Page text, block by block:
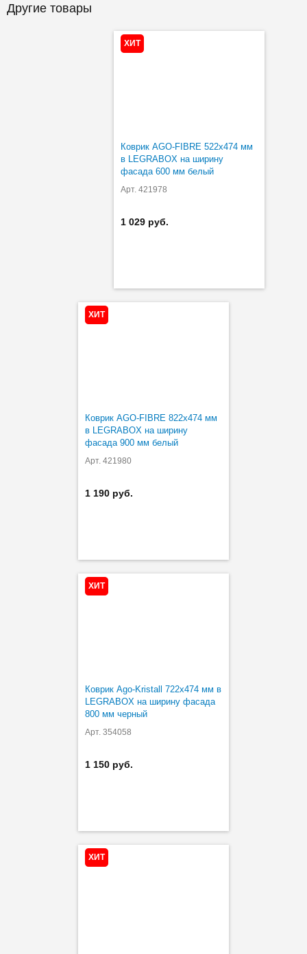
Другие товары
ХИТ
Коврик AGO-FIBRE 522х474 мм
в LEGRABOX на ширину
фасада 600 мм белый
Арт. 421978
1 029 руб.
ХИТ
Коврик AGO-FIBRE 822х474 мм
в LEGRABOX на ширину
фасада 900 мм белый
Арт. 421980
1 190 руб.
ХИТ
Коврик Ago-Kristall 722х474 мм в
LEGRABOX на ширину фасада
800 мм черный
Арт. 354058
1 150 руб.
ХИТ